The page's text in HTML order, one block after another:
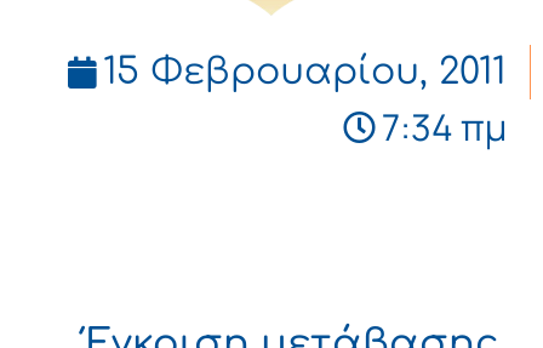
15 Φεβρουαρίου, 2011
7:34 πμ